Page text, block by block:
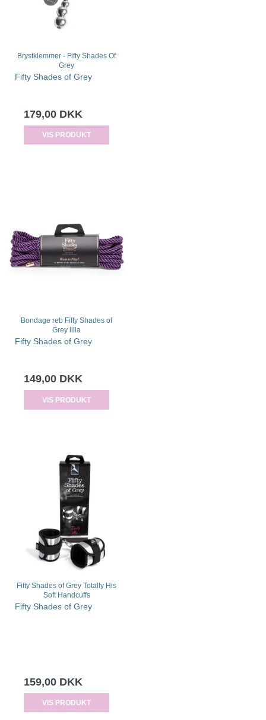
Brystklemmer - Fifty Shades Of
Grey
Fifty Shades of Grey
179,00 DKK
VIS PRODUKT
Bondage reb Fifty Shades of
Grey lilla
Fifty Shades of Grey
149,00 DKK
VIS PRODUKT
Fifty Shades of Grey Totally His
Soft Handcuffs
Fifty Shades of Grey
159,00 DKK
VIS PRODUKT